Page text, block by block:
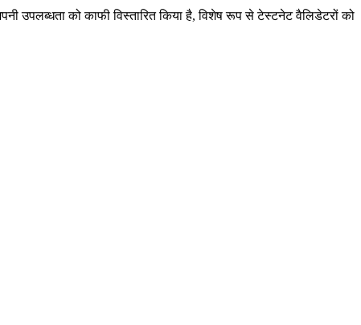
उपलब्धता को काफी विस्तारित किया है, विशेष रूप से टेस्टनेट वैलिडेटरों को